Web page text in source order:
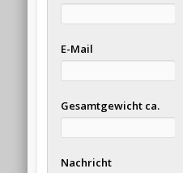
E-Mail
Gesamtgewicht ca.
Nachricht